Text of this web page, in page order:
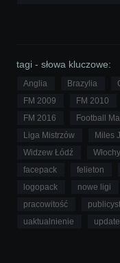
tagi - słowa kluczowe:
Anglia Brazylia
FM 2009
FM 2010
FM 2016
Football
Liga Mistrzów
Miles
Widzew Łódź
Włochy
facepack
felieton
logopack
nowe ligi
pracowitość
uaktualnienie
update